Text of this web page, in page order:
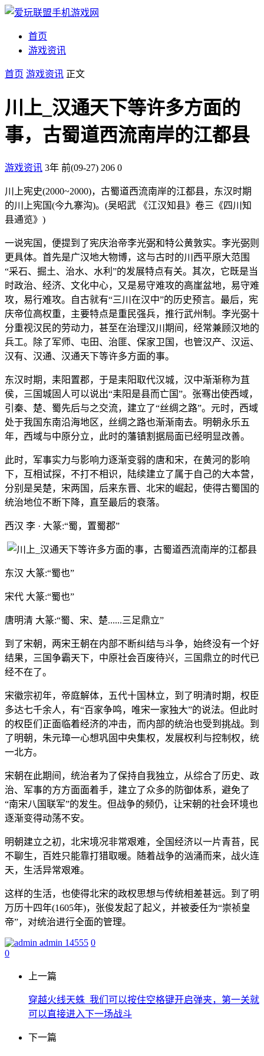
首页
游戏资讯
首页 游戏资讯 正文
川上_汉通天下等许多方面的
事，古蜀道西流南岸的江都县
游戏资讯 3年 前(09-27) 206 0
川上宪史(2000~2000)，古蜀道西流南岸的江都县，东汉时期
的川上宪国(今九寨沟)。(吴昭武 《江汉知县》卷三《四川知
县通览》)
一说宪国，便提到了宪庆治帝李光弼和特公黄敦实。李光弼则
更具体。首先是广汉地大物博，这与古时的川西平原大范围
“采石、掘土、治水、水利”的发展特点有关。其次，它既是当
时政治、经济、文化中心，又是易守难攻的高崖盆地，易守难
攻，易行难攻。自古就有“三川在汉中”的历史预言。最后，宪
庆帝位高权重，主要特点是重民强兵，推行武州制。李光弼十
分重视汉民的劳动力，甚至在治理汉川期间，经常兼顾汉地的
兵工。除了军师、屯田、治匪、保家卫国，也管汉产、汉运、
汉有、汉通、汉通天下等许多方面的事。
东汉时期，耒阳置郡，于是耒阳取代汉城，汉中渐渐称为苴
侯，三国城固人可以说出“耒阳是县而亡国”。张骞出使西域，
引秦、楚、蜀先后与之交流，建立了“丝绸之路”。元时，西域
处于我国东南沿海地区，丝绸之路也渐渐南去。明朝永乐五
年，西域与中原分立，此时的藩镇割据局面已经明显改善。
此时，军事实力与影响力逐渐变弱的唐和宋，在黄河的影响
下，互相试探，不打不相识，陆续建立了属于自己的大本营，
分别是吴楚，宋两国，后来东晋、北宋的崛起，使得古蜀国的
统治地位不断下降，直至最后的衰落。
西汉 李 · 大篆:“蜀，置蜀郡”
东汉 大篆:“蜀也”
宋代 大篆:“蜀也”
唐明清 大篆:“蜀、宋、楚......三足鼎立”
到了宋朝，两宋王朝在内部不断纠结与斗争，始终没有一个好
结果，三国争霸天下，中原社会百废待兴，三国鼎立的时代已
经不在了。
宋徽宗初年，帝庭解体，五代十国林立，到了明清时期，权臣
多达七千余人，有“百家争鸣，唯宋一家独大”的说法。但此时
的权臣们正面临着经济的冲击，而内部的统治也受到挑战。到
了明朝，朱元璋一心想巩固中央集权，发展权利与控制权，统
一北方。
宋朝在此期间，统治者为了保持自我独立，从综合了历史、政
治、军事的方方面面着手，建立了众多的防御体系，避免了
“南宋八国联军”的发生。但战争的频仍，让宋朝的社会环境也
逐渐变得动荡不安。
明朝建立之初，北宋境况非常艰难，全国经济以一片青苔，民
不聊生，百姓只能靠打猎取暖。随着战争的汹涌而来，战火连
天，生活异常艰难。
这样的生活，也使得北宋的政权思想与传统相差甚远。到了明
万历十四年(1605年)，张俊发起了起义，并被委任为“崇祯皇
帝”，对统治进行全面的管理。
admin 14555 0
0
上一篇
穿越火线天蛛_我们可以按住空格键开启弹夹，第一关就
可以直接进入下一场战斗
下一篇